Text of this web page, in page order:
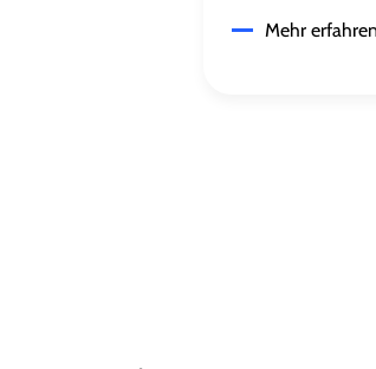
Mehr erfahren